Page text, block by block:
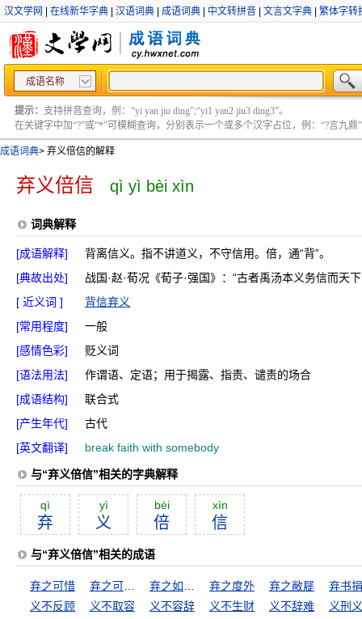
汉文学网 在线新华字典 汉语词典 成语词典 中文转拼音 文言文字典 繁体字转
成语名称
提示： 支持拼音查询，例：“yi yan jiu ding”;“yi1 yan2 jiu3 ding3”。
在关键字中加“?”或“*”可模糊查询，分别表示一个或多个汉字占位，例：“?言九鼎”
成语词典> 弃义倍信的解释
弃义倍信 qì yì bèi xìn
词典解释
[成语解释]
背离信义。指不讲道义，不守信用。倍，通“背”。
[典故出处]
战国·赵·荀况《荀子·强国》：“古者禹汤本义务信而天
[ 近义词 ]
背信弃义
[常用程度]
一般
[感情色彩]
贬义词
[语法用法]
作谓语、定语；用于揭露、指责、谴责的场合
[成语结构]
联合式
[产生年代]
古代
[英文翻译]
break faith with somebody
与“弃义倍信”相关的字典解释
qì
弃
yì
义
bèi
倍
xìn
信
与“弃义倍信”相关的成语
弃之可惜 弃之度外 弃之敝屣
弃书
义不反顾
义不取容 义不容辞 义不生财 义不辞难
义刑